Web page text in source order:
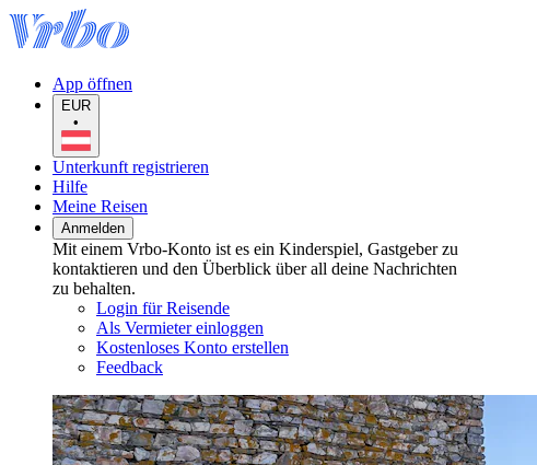
App öffnen
EUR
•
Unterkunft registrieren
Hilfe
Meine Reisen
Anmelden
Mit einem Vrbo-Konto ist es ein Kinderspiel, Gastgeber zu
kontaktieren und den Überblick über all deine Nachrichten
zu behalten.
Login für Reisende
Als Vermieter einloggen
Kostenloses Konto erstellen
Feedback